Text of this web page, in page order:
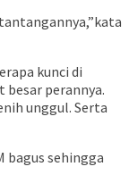
kunci di
besar perannya.
unggul. Serta
bagus sehingga